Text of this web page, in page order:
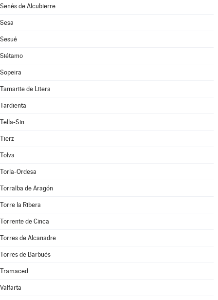
Senés de Alcubierre
Sesa
Sesué
Siétamo
Sopeira
Tamarite de Litera
Tardienta
Tella-Sin
Tierz
Tolva
Torla-Ordesa
Torralba de Aragón
Torre la Ribera
Torrente de Cinca
Torres de Alcanadre
Torres de Barbués
Tramaced
Valfarta